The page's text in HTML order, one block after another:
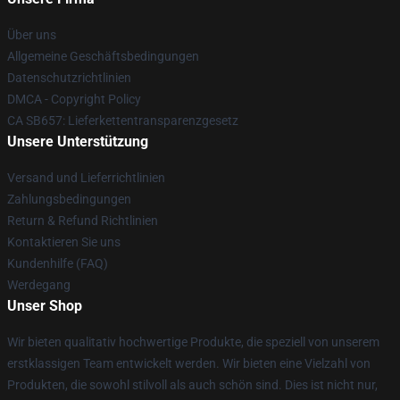
Über uns
Allgemeine Geschäftsbedingungen
Datenschutzrichtlinien
DMCA - Copyright Policy
CA SB657: Lieferkettentransparenzgesetz
Unsere Unterstützung
Versand und Lieferrichtlinien
Zahlungsbedingungen
Return & Refund Richtlinien
Kontaktieren Sie uns
Kundenhilfe (FAQ)
Werdegang
Unser Shop
Wir bieten qualitativ hochwertige Produkte, die speziell von unserem
erstklassigen Team entwickelt werden. Wir bieten eine Vielzahl von
Produkten, die sowohl stilvoll als auch schön sind. Dies ist nicht nur,